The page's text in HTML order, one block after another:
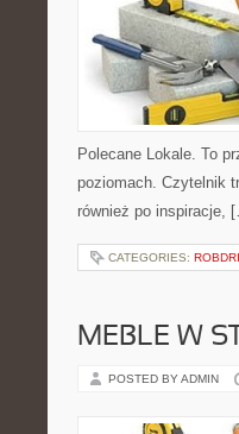
Polecane Lokale. To
poziomach. Czytelnik
również po inspiracje,
CATEGORIES:
MEBLE W
POSTED BY ADMIN